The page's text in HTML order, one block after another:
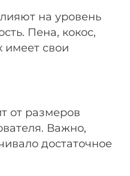
на уровень
Пена, кокос,
имеет свои
от размеров
Важно,
достаточное